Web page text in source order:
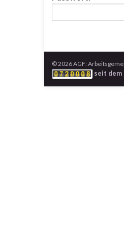
© 2026 AGF:
seit dem